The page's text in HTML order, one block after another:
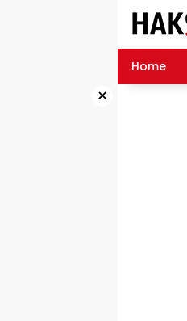
Home
×